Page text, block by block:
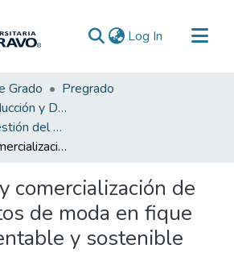
Log In (current)
Grado
Pregrado
Facultad de Producción y Diseño
Tecnología en Gestión del Diseño Textil y de Moda
Elaboración y comercialización de complementos de moda en fique diseño sustentable y sostenible
comercialización de
de moda en fique
y sostenible